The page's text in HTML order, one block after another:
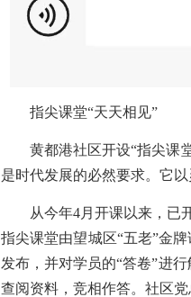
指尖课堂“天天相见”
黄都港社区开设“指尖课
是时代发展的必然要求。它
从今年4月开课以来，已
指尖课堂由望城区“五老”金
发布，并对学员的“答卷”进
查阅资料，竞相作答。社区